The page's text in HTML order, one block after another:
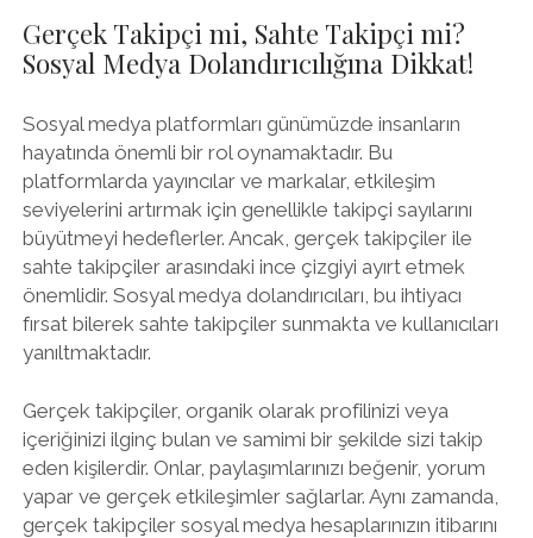
Gerçek Takipçi mi, Sahte Takipçi mi?
Sosyal Medya Dolandırıcılığına Dikkat!
Sosyal medya platformları günümüzde insanların
hayatında önemli bir rol oynamaktadır. Bu
platformlarda yayıncılar ve markalar, etkileşim
seviyelerini artırmak için genellikle takipçi sayılarını
büyütmeyi hedeflerler. Ancak, gerçek takipçiler ile
sahte takipçiler arasındaki ince çizgiyi ayırt etmek
önemlidir. Sosyal medya dolandırıcıları, bu ihtiyacı
fırsat bilerek sahte takipçiler sunmakta ve kullanıcıları
yanıltmaktadır.
Gerçek takipçiler, organik olarak profilinizi veya
içeriğinizi ilginç bulan ve samimi bir şekilde sizi takip
eden kişilerdir. Onlar, paylaşımlarınızı beğenir, yorum
yapar ve gerçek etkileşimler sağlarlar. Aynı zamanda,
gerçek takipçiler sosyal medya hesaplarınızın itibarını